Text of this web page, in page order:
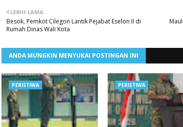
LEBIH LAMA
Besok, Pemkot Cilegon Lantik Pejabat Eselon II di
Rumah Dinas Wali Kota
ANDA MUNGKIN MENYUKAI POSTINGAN INI
PERISTIWA PERISTIWA